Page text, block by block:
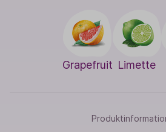
Grapefruit Limette